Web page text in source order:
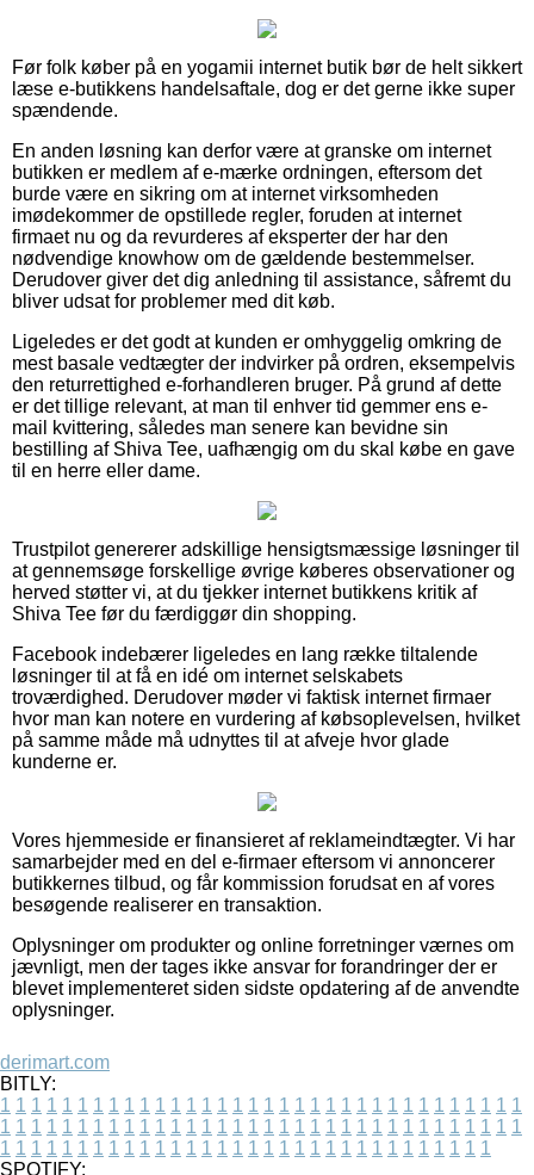
Før folk køber på en yogamii internet butik bør de helt sikkert
læse e-butikkens handelsaftale, dog er det gerne ikke super
spændende.
En anden løsning kan derfor være at granske om internet
butikken er medlem af e-mærke ordningen, eftersom det
burde være en sikring om at internet virksomheden
imødekommer de opstillede regler, foruden at internet
firmaet nu og da revurderes af eksperter der har den
nødvendige knowhow om de gældende bestemmelser.
Derudover giver det dig anledning til assistance, såfremt du
bliver udsat for problemer med dit køb.
Ligeledes er det godt at kunden er omhyggelig omkring de
mest basale vedtægter der indvirker på ordren, eksempelvis
den returrettighed e-forhandleren bruger. På grund af dette
er det tillige relevant, at man til enhver tid gemmer ens e-
mail kvittering, således man senere kan bevidne sin
bestilling af Shiva Tee, uafhængig om du skal købe en gave
til en herre eller dame.
Trustpilot genererer adskillige hensigtsmæssige løsninger til
at gennemsøge forskellige øvrige køberes observationer og
herved støtter vi, at du tjekker internet butikkens kritik af
Shiva Tee før du færdiggør din shopping.
Facebook indebærer ligeledes en lang række tiltalende
løsninger til at få en idé om internet selskabets
troværdighed. Derudover møder vi faktisk internet firmaer
hvor man kan notere en vurdering af købsoplevelsen, hvilket
på samme måde må udnyttes til at afveje hvor glade
kunderne er.
Vores hjemmeside er finansieret af reklameindtægter. Vi har
samarbejder med en del e-firmaer eftersom vi annoncerer
butikkernes tilbud, og får kommission forudsat en af vores
besøgende realiserer en transaktion.
Oplysninger om produkter og online forretninger værnes om
jævnligt, men der tages ikke ansvar for forandringer der er
blevet implementeret siden sidste opdatering af de anvendte
oplysninger.
derimart.com
BITLY:
1 1 1 1 1 1 1 1 1 1 1 1 1 1 1 1 1 1 1 1 1 1 1 1 1 1 1 1 1 1 1 1 1 1
1 1 1 1 1 1 1 1 1 1 1 1 1 1 1 1 1 1 1 1 1 1 1 1 1 1 1 1 1 1 1 1 1 1
1 1 1 1 1 1 1 1 1 1 1 1 1 1 1 1 1 1 1 1 1 1 1 1 1 1 1 1 1 1 1 1
SPOTIFY: